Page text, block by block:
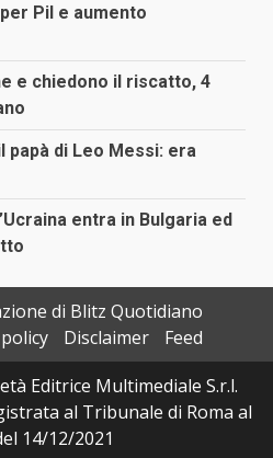
Pil e aumento
e chiedono il riscatto, 4
papà di Leo Messi: era
entra in Bulgaria ed
di Blitz Quotidiano
Disclaimer
Feed
Editrice Multimediale S.r.l.
al Tribunale di Roma al
14/12/2021